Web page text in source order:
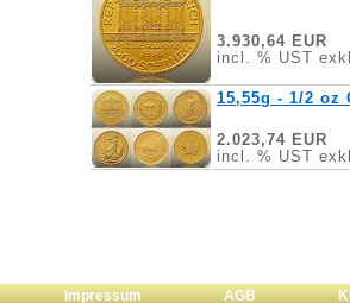
3.930,64 EUR
incl. % UST
15,55g - 1/2 oz
2.023,74 EUR
incl. % UST
Impressum AGB